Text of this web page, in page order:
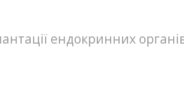
ендокринних